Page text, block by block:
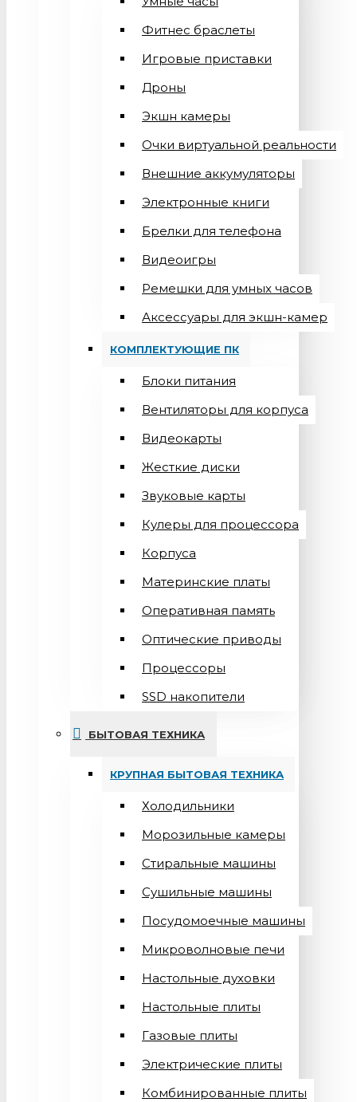
Фитнес браслеты
Игровые приставки
Дроны
Экшн камеры
Очки виртуальной реальности
Внешние аккумуляторы
Электронные книги
Брелки для телефона
Видеоигры
Ремешки для умных часов
Аксессуары для экшн-камер
КОМПЛЕКТУЮЩИЕ ПК
Блоки питания
Вентиляторы для корпуса
Видеокарты
Жесткие диски
Звуковые карты
Кулеры для процессора
Корпуса
Материнские платы
Оперативная память
Оптические приводы
Процессоры
SSD накопители
БЫТОВАЯ ТЕХНИКА
КРУПНАЯ БЫТОВАЯ ТЕХНИКА
Холодильники
Морозильные камеры
Стиральные машины
Сушильные машины
Посудомоечные машины
Микроволновые печи
Настольные духовки
Настольные плиты
Газовые плиты
Электрические плиты
Комбинированные плиты